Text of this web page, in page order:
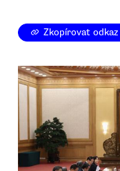
Zkopírovat odkaz